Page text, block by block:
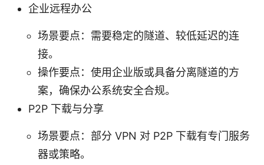
企业远程办公
场景要点：需要稳定的隧道、较低延迟的连
接。
操作要点：使用企业版或具备分离隧道的方
案，确保办公系统安全合规。
P2P 下载与分享
场景要点：部分 VPN 对 P2P 下载有专门服务
器或策略。